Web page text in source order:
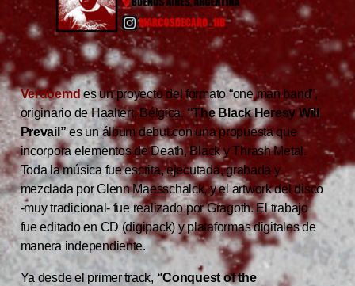
Verdoemdes un proyecto del formato “one man band”,
originario de Haaltert, Bélgica. “The Black Heresy Will
Prevail” es un álbum debut con una propuesta que
incorpora elementos de Death, Black y Thrash Metal.
Toda la música fue escrita, ejecutada, grabada y
mezclada por Glenn Maesschalck, y el artwork del disco
-muy tradicional- fue realizado por Gragoth. El trabajo
fue editado en CD (digipack) y plataformas digitales de
manera independiente.
Ya desde el primer track, “Conquest of the